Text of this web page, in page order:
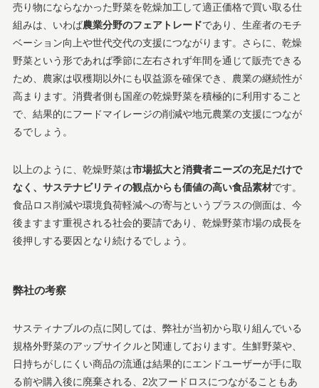
売り物にならなかった野菜を乾燥加工して適正価格で買い取る仕
組みは、いわば農業分野のフェアトレードであり、生産者のモチ
ベーション向上や世代交代の支援につながります​。さらに、乾燥
野菜という形であれば季節に左右されず年間を通じて販売できる
ため、農家は収穫期以外にも収益源を確保でき、農業の継続性が
高まります。消費者側も国産の乾燥野菜を積極的に利用すること
で、結果的にフードマイレージの削減や地元農業の支援につなが
るでしょう。
以上のように、乾燥野菜は市場拡大と消費者ニーズの充足だけで
なく、サステナビリティの観点からも価値の高い食品素材です。
食品ロス削減や環境負荷軽減への寄与というプラスの側面は、今
後ますます重視される社会的要請であり、乾燥野菜市場の成長を
後押しする要因となり続けるでしょう。
弊社の考察
サスティナブルの点に関しては、弊社が当初から取り組んでいる
規格外野菜のアップサイクルと関連しております。生鮮野菜や、
日持ちがしにくい商品の流通は結果的にエンドユーザーが手に取
る前や購入後に廃棄される、2次フードロスにつながることもあ